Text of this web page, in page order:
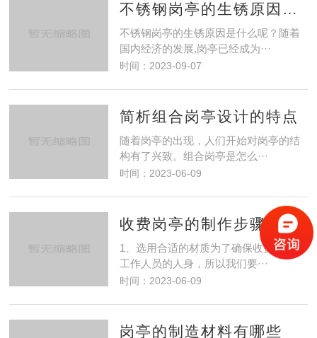
不锈钢岗亭的生锈原因和处理方法
不锈钢岗亭的生锈原因是什么呢？随着
国内经济的发展,岗亭已经成为···
时间：2023-09-07
简析组合岗亭设计的特点
随着岗亭的出现，人们开始对岗亭的结
构有了兴致。组合岗亭是怎么···
时间：2023-06-09
收费岗亭的制作步骤是怎样的？
1、选用合适的材质为了确保收费岗亭内
工作人员的人身，所以我们要···
时间：2023-06-09
岗亭的制造材料有哪些